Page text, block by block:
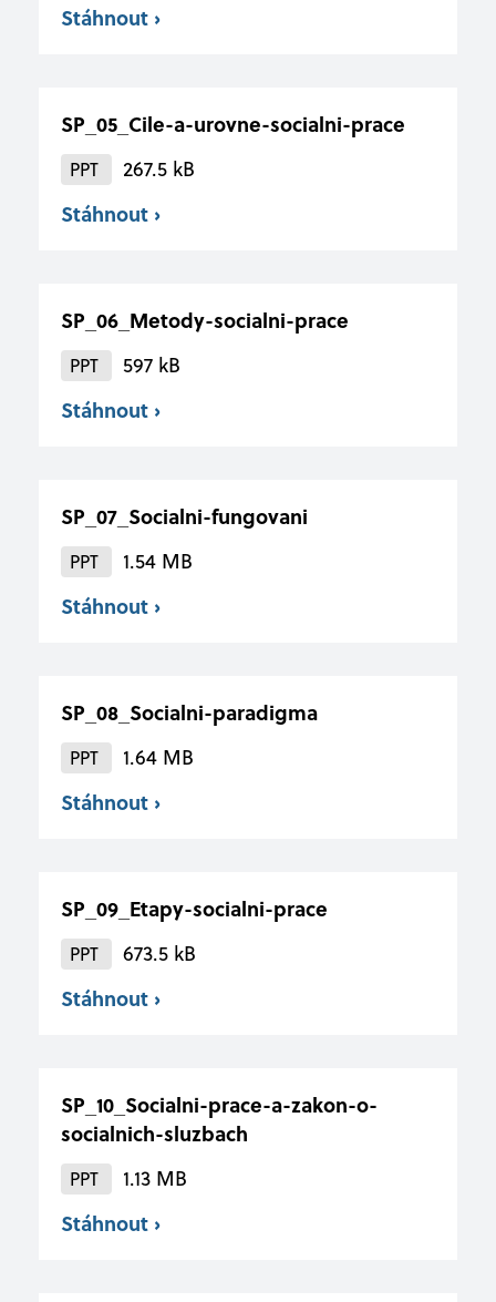
Stáhnout ›
SP_05_Cile-a-urovne-socialni-prace
PPT 267.5 kB
Stáhnout ›
SP_06_Metody-socialni-prace
PPT 597 kB
Stáhnout ›
SP_07_Socialni-fungovani
PPT 1.54 MB
Stáhnout ›
SP_08_Socialni-paradigma
PPT 1.64 MB
Stáhnout ›
SP_09_Etapy-socialni-prace
PPT 673.5 kB
Stáhnout ›
SP_10_Socialni-prace-a-zakon-o-
socialnich-sluzbach
PPT 1.13 MB
Stáhnout ›